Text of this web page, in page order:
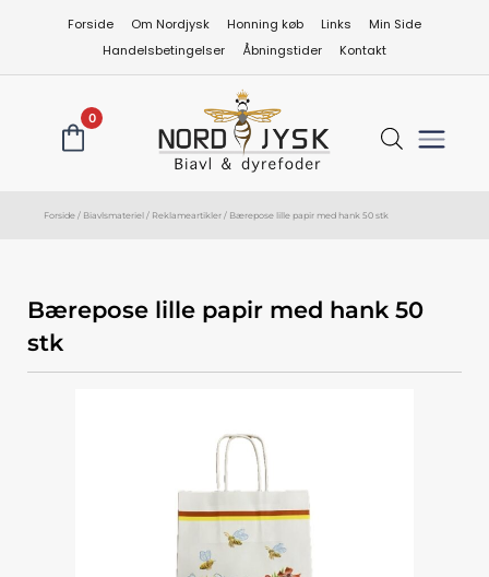
Forside Om Nordjysk Honning køb Links
Min Side
Handelsbetingelser
Åbningstider Kontakt
0
Forside / Biavlsmateriel / Reklameartikler / Bærepose lille papir med hank 50 stk
Bærepose lille papir med hank 50
stk